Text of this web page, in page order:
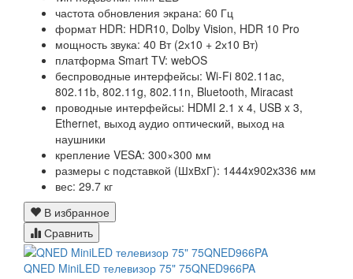
частота обновления экрана: 60 Гц
формат HDR: HDR10, Dolby Vision, HDR 10 Pro
мощность звука: 40 Вт (2х10 + 2х10 Вт)
платформа Smart TV: webOS
беспроводные интерфейсы: Wi-Fi 802.11ac,
802.11b, 802.11g, 802.11n, Bluetooth, Miracast
проводные интерфейсы: HDMI 2.1 x 4, USB x 3,
Ethernet, выход аудио оптический, выход на
наушники
крепление VESA: 300×300 мм
размеры с подставкой (ШxВxГ): 1444x902x336 мм
вес: 29.7 кг
В избранное
Сравнить
QNED MiniLED телевизор 75" 75QNED966PA